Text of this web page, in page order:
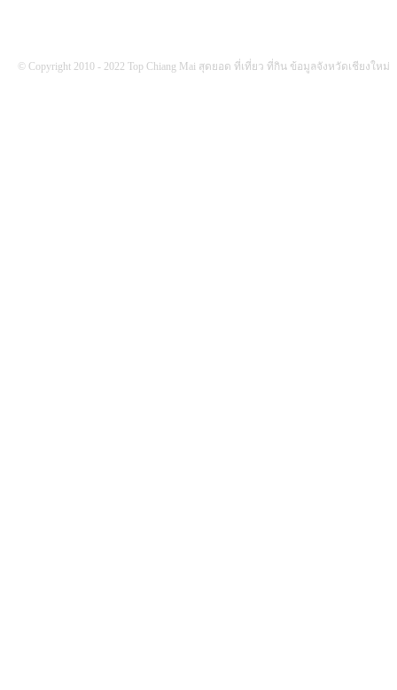
© Copyright 2010 - 2022 Top Chiang Mai สุดยอด ที่เที่ยว ที่กิน ข้อมูลจังหวัดเชียงใหม่